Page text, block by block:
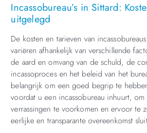
Incassobureau’s in Sittard:
uitgelegd
De kosten en tarieven van
variëren afhankelijk van verschillende
de aard en omvang van de schuld, de
incassoproces en het beleid van het
belangrijk om een goed begrip te
voordat u een incassobureau inhuurt, om
verrassingen te voorkomen en ervoor te
eerlijke en transparante overeenkomst